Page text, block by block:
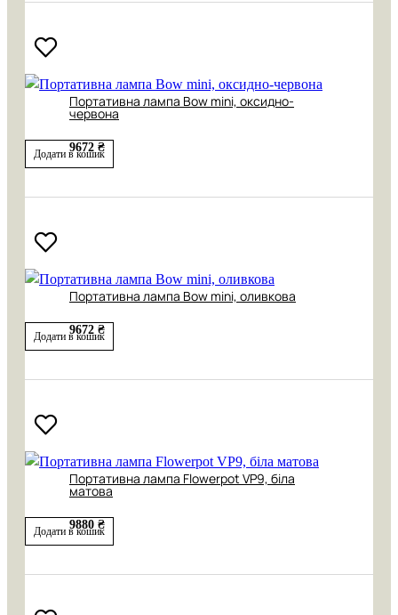
Портативна лампа Bow mini, оксидно-
червона
9672 ₴
Додати в кошик
Портативна лампа Bow mini, оливкова
9672 ₴
Додати в кошик
Портативна лампа Flowerpot VP9, біла
матова
9880 ₴
Додати в кошик